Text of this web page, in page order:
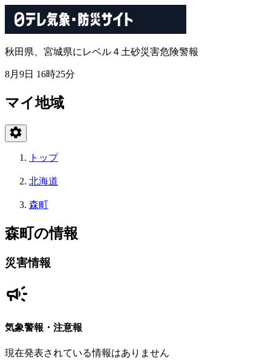
秋田県、宮城県にレベル４土砂災害危険警報
8月9日 16時25分
マイ地域
トップ
北海道
森町
森町の情報
災害情報
気象警報・注意報
現在発表されている情報はありません